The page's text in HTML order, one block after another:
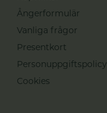
Ångerformulär
Vanliga frågor
Presentkort
Personuppgiftspolicy
Cookies